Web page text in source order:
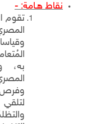
نقاط هـامة: -
تقوم
به،